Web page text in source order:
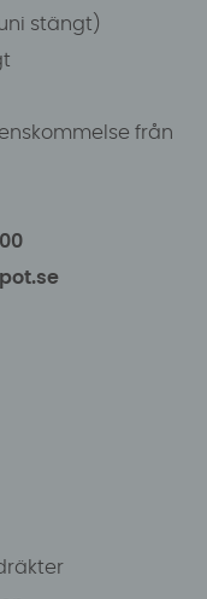
stängt)
från